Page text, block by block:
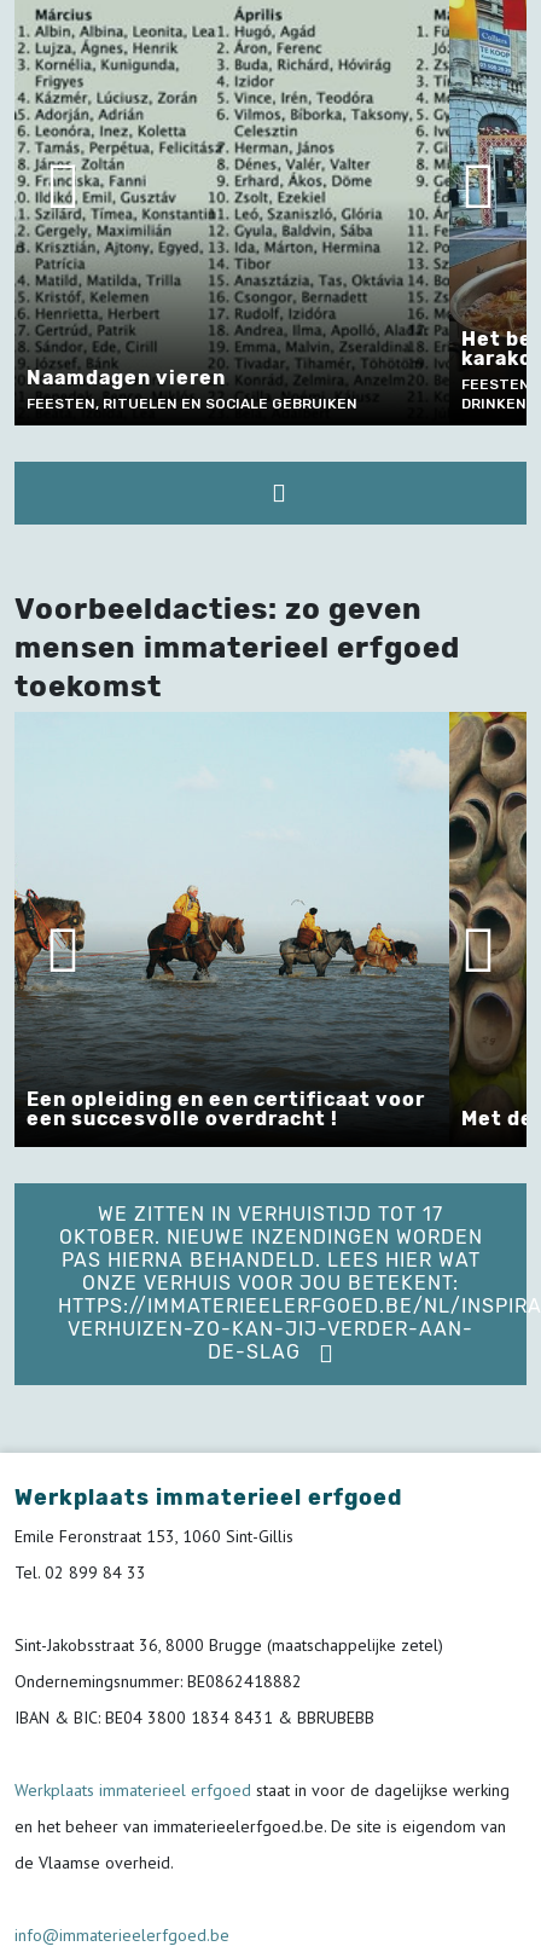
GEBRUIKEN
Het bereiden en verkopen
karakollen
FEESTEN, RITUELEN EN SOCIALE
DRINKEN, AMBACHT, VAKMANSCHAP EN
Voorbeeldacties: zo geven
mensen immaterieel erfgoed
toekomst
Een opleiding en een certificaat voor
een succesvolle overdracht !
Met
WE ZITTEN IN VERHUISTIJD TOT 17
OKTOBER. NIEUWE INZENDINGEN WORDEN
PAS HIERNA BEHANDELD. LEES HIER WAT
ONZE VERHUIS VOOR JOU BETEKENT:
HTTPS://IMMATERIEELERFGOED.BE/NL/
VERHUIZEN-ZO-KAN-JIJ-VERDER-AAN-
DE-SLAG
Werkplaats immaterieel erfgoed
Emile Feronstraat 153, 1060 Sint-Gillis
Tel. 02 899 84 33
Sint-Jakobsstraat 36, 8000 Brugge (maatschappelijke zetel)
Ondernemingsnummer: BE0862418882
IBAN & BIC: BE04 3800 1834 8431 & BBRUBEBB
Werkplaats immaterieel erfgoed staat in voor de dagelijkse werking
en het beheer van immaterieelerfgoed.be. De site is eigendom van
de Vlaamse overheid.
info@immaterieelerfgoed.be